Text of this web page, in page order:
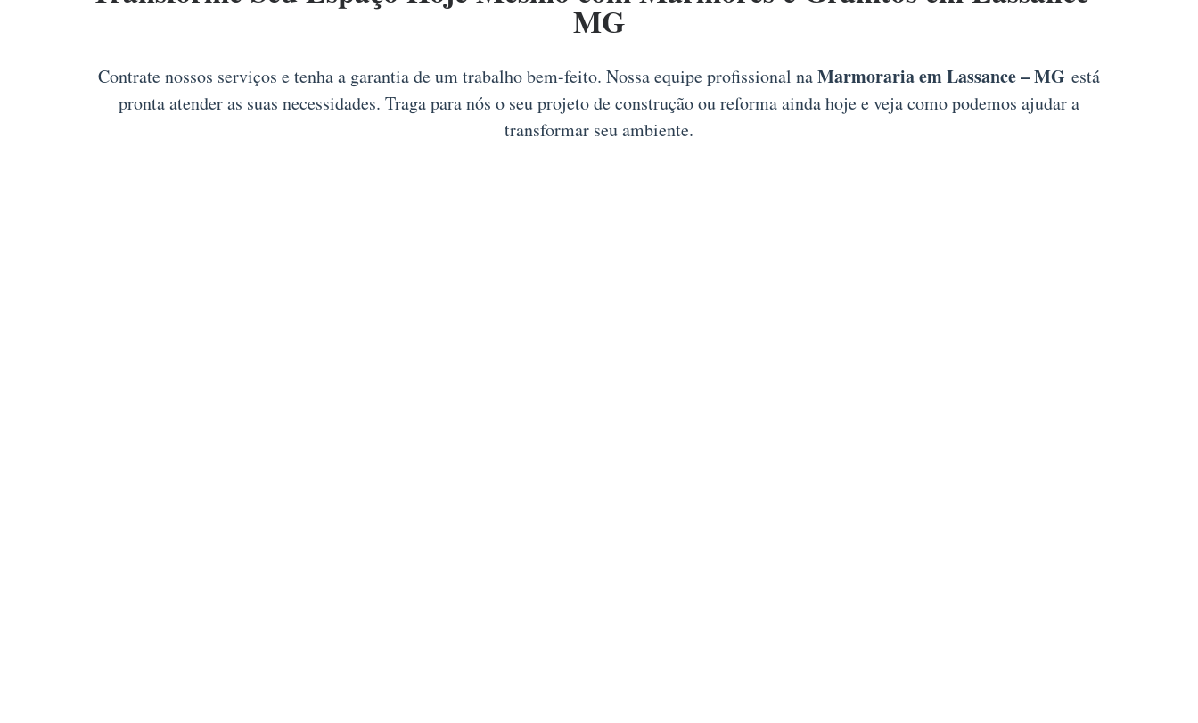
MG
Contrate nossos serviços e tenha a garantia de um trabalho bem-feito. Nossa equipe profissional naMarmoraria em Lassance – MG está
pronta atender as suas necessidades. Traga para nós o seu projeto de construção ou reforma ainda hoje e veja como podemos ajudar a
transformar seu ambiente.